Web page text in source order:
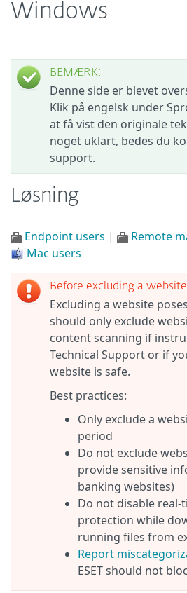
Windows
BEMÆRK:
Denne side er blevet
Klik på engelsk under
at få vist den originale
noget uklart, bedes du
support.
Løsning
Endpoint users | Remote
Mac users
Before excluding a website
Excluding a website
should only exclude
content scanning if
Technical Support or if
website is safe.
Best practices:
Only exclude a
period
Do not exclude
provide sensitive
banking websites)
Do not disable real-
protection while
running files from
Report
ESET should not